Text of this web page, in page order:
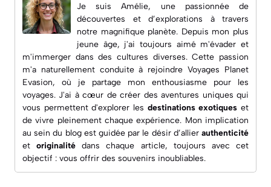
Je suis Amélie, une passionnée de
découvertes et d’explorations à travers
notre magnifique planète. Depuis mon plus
jeune âge, j'ai toujours aimé m'évader et
m'immerger dans des cultures diverses. Cette passion
m'a naturellement conduite à rejoindreVoyages Planet
Evasion, où je partage mon enthousiasme pour les
voyages. J'ai à cœur de créer des aventures uniques qui
vous permettent d'explorer les destinations exotiques et
de vivre pleinement chaque expérience. Mon implication
au sein du blog est guidée par le désir d’allier authenticité
etoriginalité dans chaque article, toujours avec cet
objectif : vous offrir des souvenirs inoubliables.